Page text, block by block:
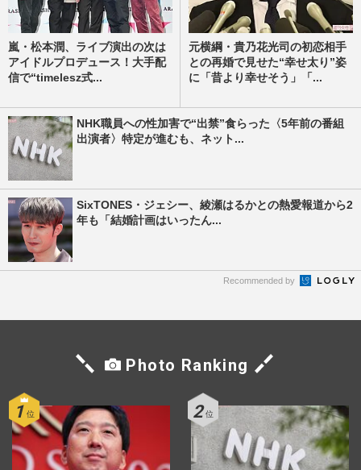
嵐・松本潤、ライブ演出の次は
アイドルプロデュース！大手配
信で“timelesz式...
元横綱・貴乃花光司の初恋相手
との再婚で見せた“幸せ太り”姿
に「昔より幸せそう」「...
NHK職員への性加害で“出禁”食らった〈5年前の番組
出演者〉特定が進むも、ネット...
SixTONES・ジェシー、綾瀬はるかとの熱愛報道から2
年も「結婚計画はいったん...
Recommended by
Photo Ranking